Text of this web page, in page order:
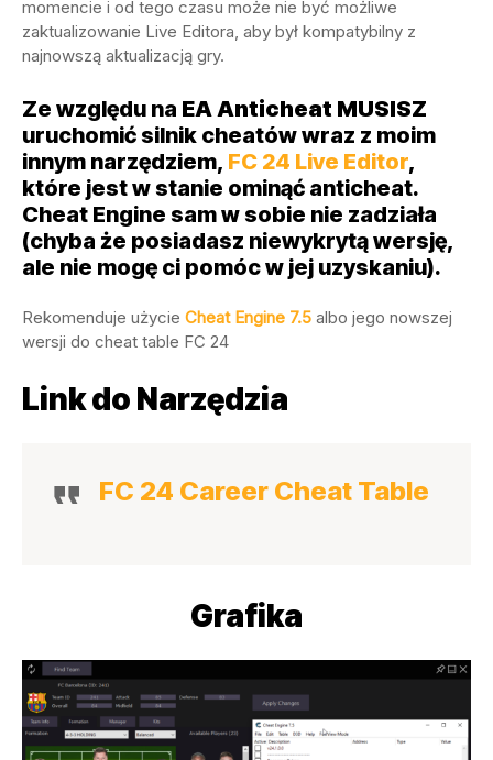
momencie i od tego czasu może nie być możliwe
zaktualizowanie Live Editora, aby był kompatybilny z
najnowszą aktualizacją gry.
Ze względu na EA Anticheat MUSISZ
uruchomić silnik cheatów wraz z moim
innym narzędziem, FC 24 Live Editor,
które jest w stanie ominąć anticheat.
Cheat Engine sam w sobie nie zadziała
(chyba że posiadasz niewykrytą wersję,
ale nie mogę ci pomóc w jej uzyskaniu).
Rekomenduje użycie Cheat Engine 7.5 albo jego nowszej
wersji do cheat table FC 24
Link do Narzędzia
FC 24 Career Cheat Table
Grafika